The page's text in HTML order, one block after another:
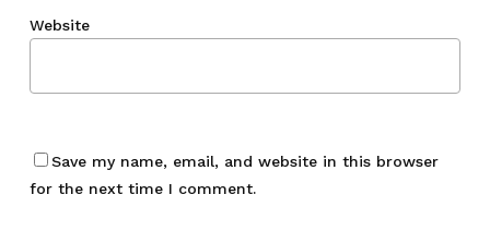
Website
Save my name, email, and website in this browser
for the next time I comment.